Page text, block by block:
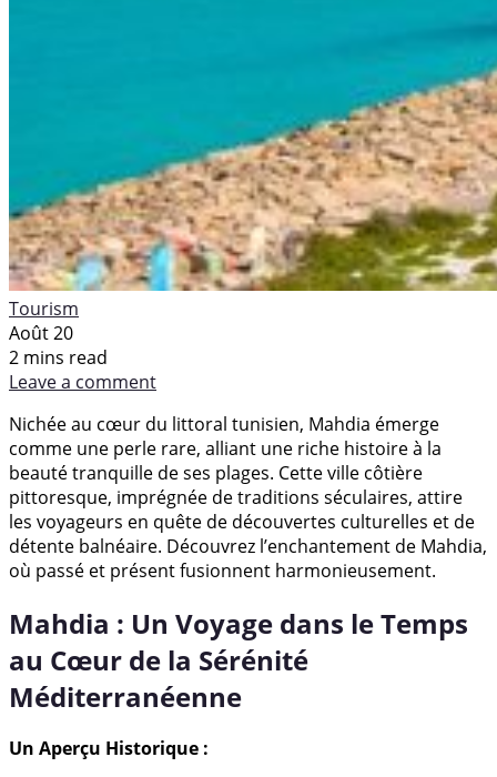
Tourism
Août 20
2 mins read
Leave a comment
Nichée au cœur du littoral tunisien, Mahdia émerge
comme une perle rare, alliant une riche histoire à la
beauté tranquille de ses plages. Cette ville côtière
pittoresque, imprégnée de traditions séculaires, attire
les voyageurs en quête de découvertes culturelles et de
détente balnéaire. Découvrez l’enchantement de Mahdia,
où passé et présent fusionnent harmonieusement.
Mahdia : Un Voyage dans le Temps
au Cœur de la Sérénité
Méditerranéenne
Un Aperçu Historique :